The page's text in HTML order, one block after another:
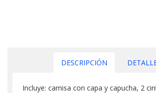
DESCRIPCIÓN
Incluye: camisa con capa y capucha, 2